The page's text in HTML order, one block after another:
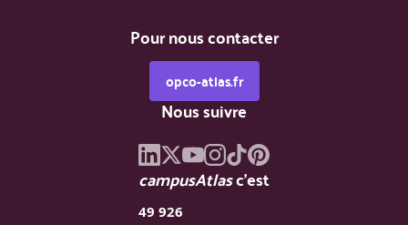
Pour nous contacter
opco-atlas.fr
Nous suivre
campusAtlasc'est
49 926